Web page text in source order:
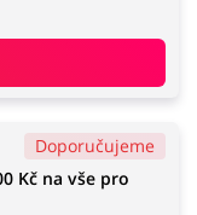
Doporučujeme
Kč na vše pro